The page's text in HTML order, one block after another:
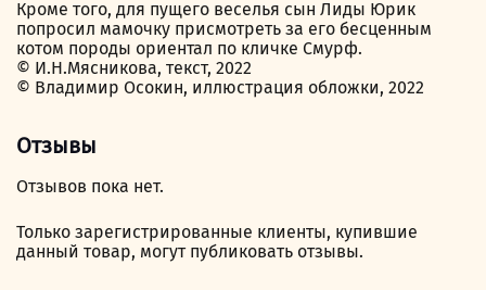
Кроме того, для пущего веселья сын Лиды Юрик
попросил мамочку присмотреть за его бесценным
котом породы ориентал по кличке Смурф.
© И.Н.Мясникова, текст, 2022
© Владимир Осокин, иллюстрация обложки, 2022
Отзывы
Отзывов пока нет.
Только зарегистрированные клиенты, купившие
данный товар, могут публиковать отзывы.